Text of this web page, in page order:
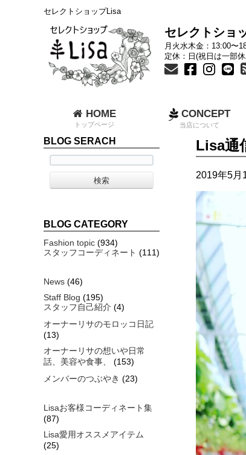
セレクトショップLisa
セレクトショ
月火水木金：13:00〜
定休：日(祝日は一部
HOME
トップページ
CONCEPT
当店について
Lisa通
2019年5月
BLOG SERACH
BLOG CATEGORY
Fashion topic (934)
スタッフコーディネート (111)
News (46)
Staff Blog (195)
スタッフ自己紹介 (4)
オーナーリサのモロッコ日記
(13)
オーナーリサの想いや日常
話、美容や食事、
(153)
メンバーのつぶやき (23)
Lisaお客様コーディネート集
(87)
Lisa愛用オススメアイテム
(25)